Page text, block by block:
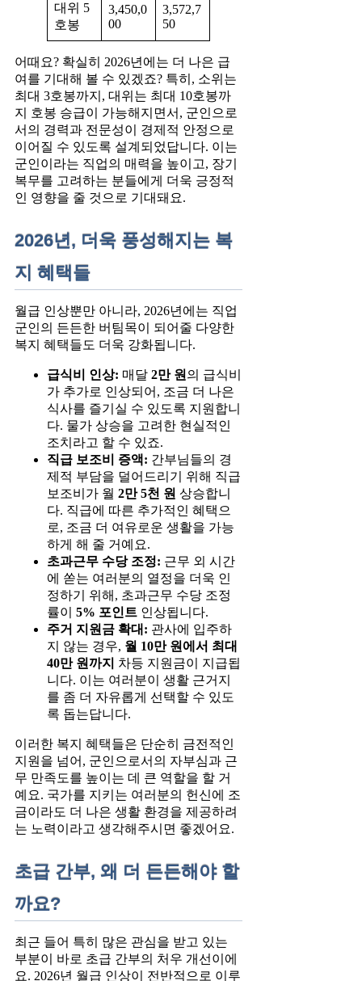
대위 5
호봉
3,450,0
00
3,572,7
50
어때요? 확실히 2026년에는 더 나은 급
여를 기대해 볼 수 있겠죠? 특히, 소위는
최대 3호봉까지, 대위는 최대 10호봉까
지 호봉 승급이 가능해지면서, 군인으로
서의 경력과 전문성이 경제적 안정으로
이어질 수 있도록 설계되었답니다. 이는
군인이라는 직업의 매력을 높이고, 장기
복무를 고려하는 분들에게 더욱 긍정적
인 영향을 줄 것으로 기대돼요.
2026년, 더욱 풍성해지는 복
지 혜택들
월급 인상뿐만 아니라, 2026년에는 직업
군인의 든든한 버팀목이 되어줄 다양한
복지 혜택들도 더욱 강화됩니다.
급식비 인상: 매달 2만 원의 급식비
가 추가로 인상되어, 조금 더 나은
식사를 즐기실 수 있도록 지원합니
다. 물가 상승을 고려한 현실적인
조치라고 할 수 있죠.
직급 보조비 증액: 간부님들의 경
제적 부담을 덜어드리기 위해 직급
보조비가 월 2만 5천 원 상승합니
다. 직급에 따른 추가적인 혜택으
로, 조금 더 여유로운 생활을 가능
하게 해 줄 거예요.
초과근무 수당 조정: 근무 외 시간
에 쏟는 여러분의 열정을 더욱 인
정하기 위해, 초과근무 수당 조정
률이 5% 포인트 인상됩니다.
주거 지원금 확대: 관사에 입주하
지 않는 경우, 월 10만 원에서 최대
40만 원까지 차등 지원금이 지급됩
니다. 이는 여러분이 생활 근거지
를 좀 더 자유롭게 선택할 수 있도
록 돕는답니다.
이러한 복지 혜택들은 단순히 금전적인
지원을 넘어, 군인으로서의 자부심과 근
무 만족도를 높이는 데 큰 역할을 할 거
예요. 국가를 지키는 여러분의 헌신에 조
금이라도 더 나은 생활 환경을 제공하려
는 노력이라고 생각해주시면 좋겠어요.
초급 간부, 왜 더 든든해야 할
까요?
최근 들어 특히 많은 관심을 받고 있는
부분이 바로 초급 간부의 처우 개선이에
요. 2026년 월급 인상이 전반적으로 이루